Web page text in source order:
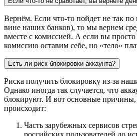
Вернём. Если что-то пойдет не так
вине наших банков), то мы вернем
вместе с комиссией. А если вы
комиссию оставим себе, но «тело»
Есть ли риск блокировки аккаунта?
Риска получить блокировку из-за
Однако иногда так случается, что
блокируют. И вот основные причины,
происходит:
Часть зарубежных сервисов